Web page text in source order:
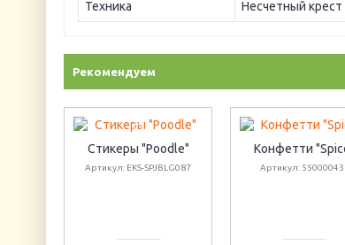
Техника Несчетный крест
Рекомендуем
Стикеры "Poodle"
Артикул: EKS-SPJBLG087
Конфетти
Артикул: